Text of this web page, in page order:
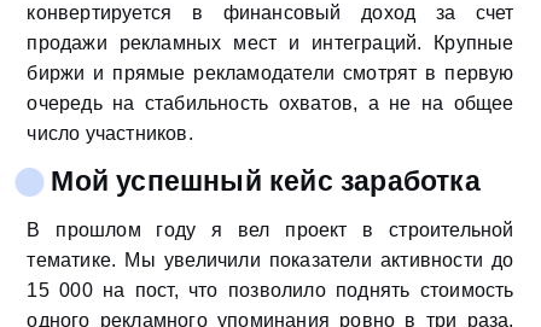
конвертируется в финансовый доход за счет
продажи рекламных мест и интеграций. Крупные
биржи и прямые рекламодатели смотрят в первую
очередь на стабильность охватов, а не на общее
число участников.
Мой успешный кейс заработка
В прошлом году я вел проект в строительной
тематике. Мы увеличили показатели активности до
15 000 на пост, что позволило поднять стоимость
одного рекламного упоминания ровно в три раза.